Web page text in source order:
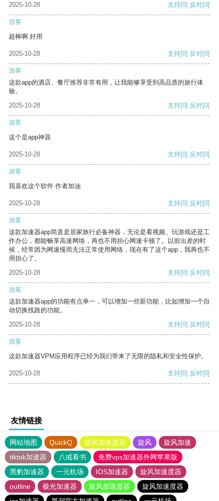
2025-10-28 支持[0] 反对[0]
游客
超棒啊 好用
2025-10-28 支持[0] 反对[0]
游客
这款app的酒店、餐厅推荐非常有用，让我能够享受到高品质的旅行体
验。
2025-10-28
支持[0] 反对[0]
游客
这个是app神器
2025-10-28 支持[0] 反对[0]
游客
我喜欢这个软件 作者加油
2025-10-28 支持[0] 反对[0]
游客
这款加速器app简直是居家旅行必备神器，无论是看视频、玩游戏还是工
作办公，都能畅享高速网络，再也不用担心网速卡顿了。以前出差的时
候，经常因为网速慢而无法正常使用网络，现在有了这个app，我再也不
用担心了。
2025-10-28
支持[0] 反对[0]
游客
这款加速器app的功能有点单一，可以增加一些新功能，比如增加一个自
动切换线路的功能。
2025-10-28
支持[0] 反对[0]
游客
这款加速器VPM应用程序已经为我们带来了无限的隐私和安全性保护。
2025-10-28 支持[0] 反对[0]
友情链接
网站地图 QuickQ 旋风加速度器 旋风
旋风加速
tiktok加速器
八戒看书
免费vps加速器外网苹果版
黑豹加速器
一元机场 IOS加速器
旋风加速度器
outline
极光加速器 旋风加速度器
旋风加速度器